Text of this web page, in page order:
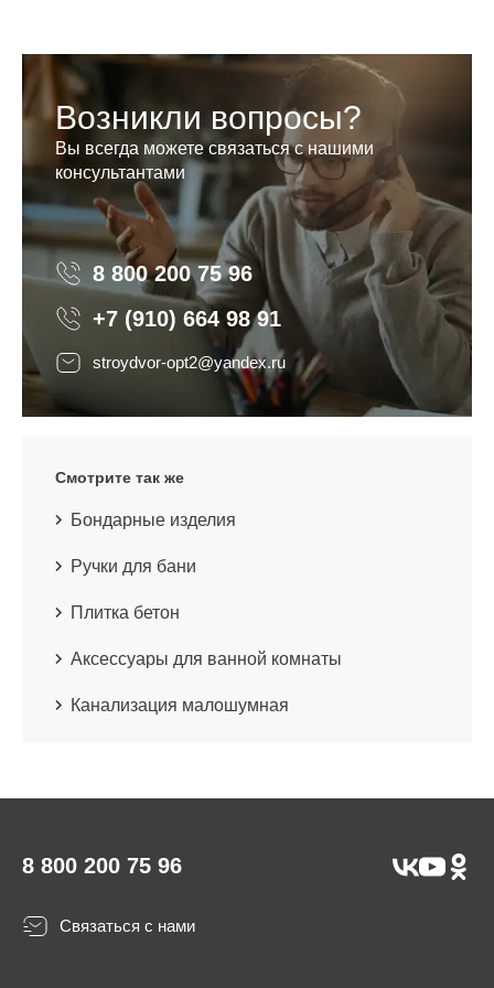
Возникли вопросы?
Вы всегда можете связаться с нашими
консультантами
8 800 200 75 96 8 800 200 75 96
+7 (910) 664 98 91
stroydvor-opt2@yandex.ru
Смотрите так же
Бондарные изделия
Ручки для бани
Плитка бетон
Аксессуары для ванной комнаты
Канализация малошумная
8 800 200 75 96
Связаться с нами